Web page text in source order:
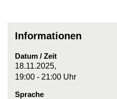
Informationen
Datum / Zeit
18.11.2025,
19:00 - 21:00 Uhr
Sprache